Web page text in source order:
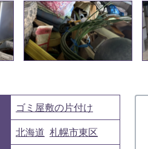
ゴミ屋敷の片付け
北海道 札幌市東区